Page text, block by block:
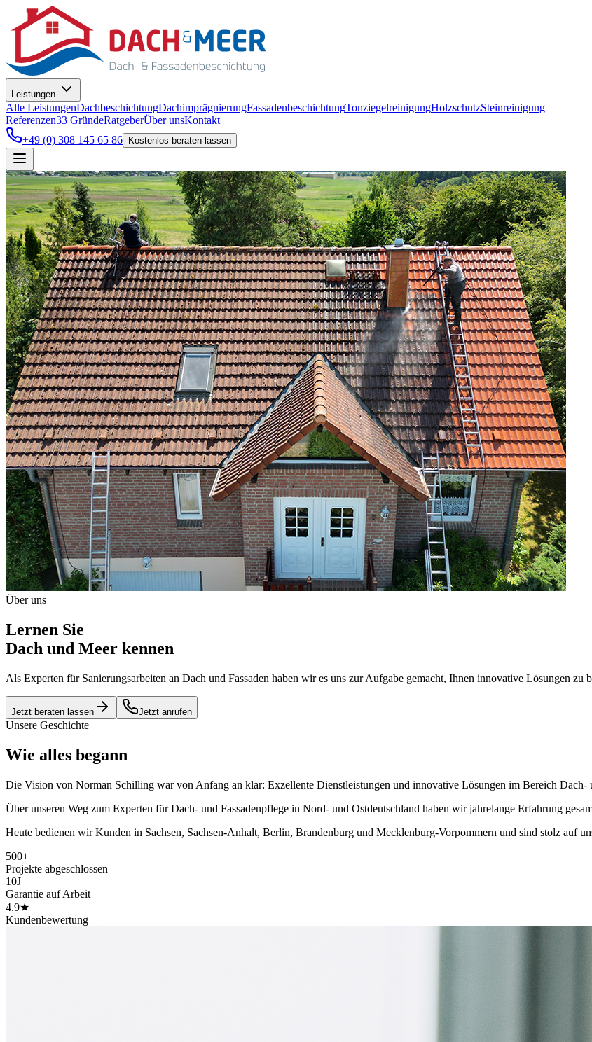
Leistungen
Alle LeistungenDachbeschichtungDachimprägnierungFassadenbeschichtungTonziegelreinigungHolzschutzSteinreinigung
Referenzen33 GründeRatgeberÜber unsKontakt
+49 (0) 308 145 65 86
Kostenlos beraten lassen
Über uns
Lernen Sie
Dach und Meer kennen
Als Experten für Sanierungsarbeiten an Dach und Fassaden haben wir es uns zur Aufgabe gemacht, Ihnen innovative Lösungen
Jetzt beraten lassen Jetzt anrufen
Unsere Geschichte
Wie alles begann
Die Vision von Norman Schilling war von Anfang an klar: Exzellente Dienstleistungen und innovative Lösungen im Bereich Dach-
Über unseren Weg zum Experten für Dach- und Fassadenpflege in Nord- und Ostdeutschland haben wir jahrelange Erfahrung
Heute bedienen wir Kunden in Sachsen, Sachsen-Anhalt, Berlin, Brandenburg und Mecklenburg-Vorpommern und sind stolz auf
500+
Projekte abgeschlossen
10J
Garantie auf Arbeit
4.9★
Kundenbewertung